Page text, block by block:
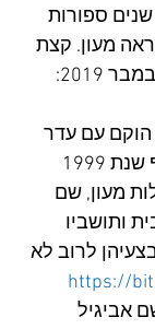
שנים ספורות
מעון. קצת
זה הוקם עם עדר
מעון, שם
ותושביו
לרוב לא
https://
בשם אביגיל